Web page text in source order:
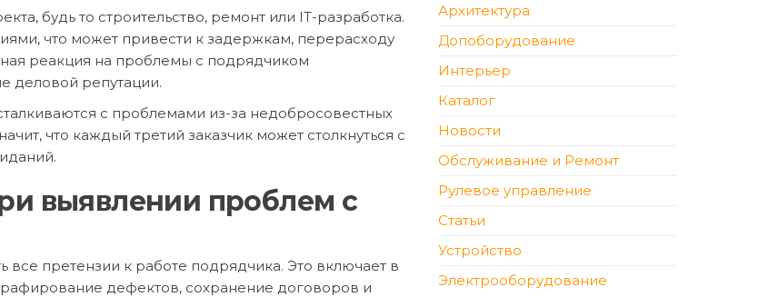
будь то строительство, ремонт или IT-разработка.
что может привести к задержкам, перерасходу
реакция на проблемы с подрядчиком
деловой репутации.
с проблемами из-за недобросовестных
что каждый третий заказчик может столкнуться с
выявлении проблем с
претензии к работе подрядчика. Это включает в
дефектов, сохранение договоров и
Архитектура
Допоборудование
Интерьер
Каталог
Новости
Обслуживание и Ремонт
Рулевое управление
Статьи
Устройство
Электрооборудование